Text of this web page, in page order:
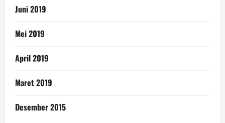
Juni 2019
Mei 2019
April 2019
Maret 2019
Desember 2015